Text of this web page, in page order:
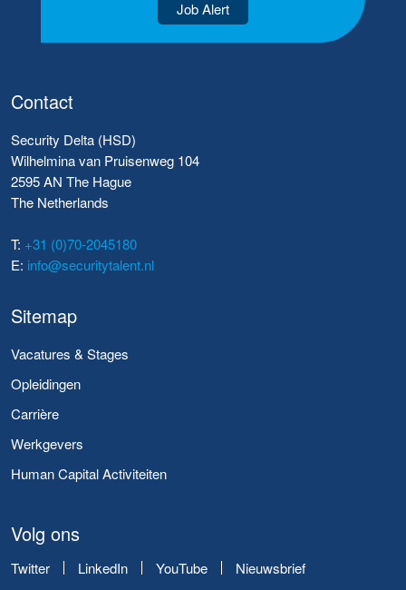
Job Alert
Contact
Security Delta (HSD)
Wilhelmina van Pruisenweg 104
2595 AN The Hague
The Netherlands
T: +31 (0)70-2045180
E: info@securitytalent.nl
Sitemap
Vacatures & Stages
Opleidingen
Carrière
Werkgevers
Human Capital Activiteiten
Volg ons
Twitter LinkedIn YouTube Nieuwsbrief